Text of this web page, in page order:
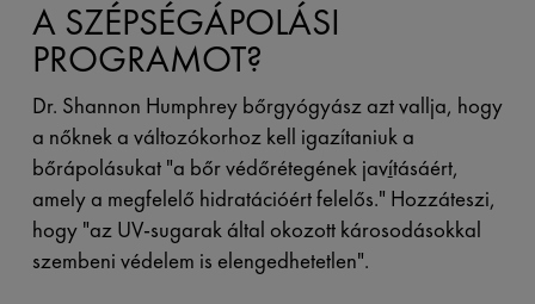
A SZÉPSÉGÁPOLÁSI
PROGRAMOT?
Dr. Shannon Humphrey bőrgyógyász azt vallja, hogy
a nőknek a változókorhoz kell igazítaniuk a
bőrápolásukat "a bőr védőrétegének javításáért,
amely a megfelelő hidratációért felelős." Hozzáteszi,
hogy "az UV-sugarak által okozott károsodásokkal
szembeni védelem is elengedhetetlen".